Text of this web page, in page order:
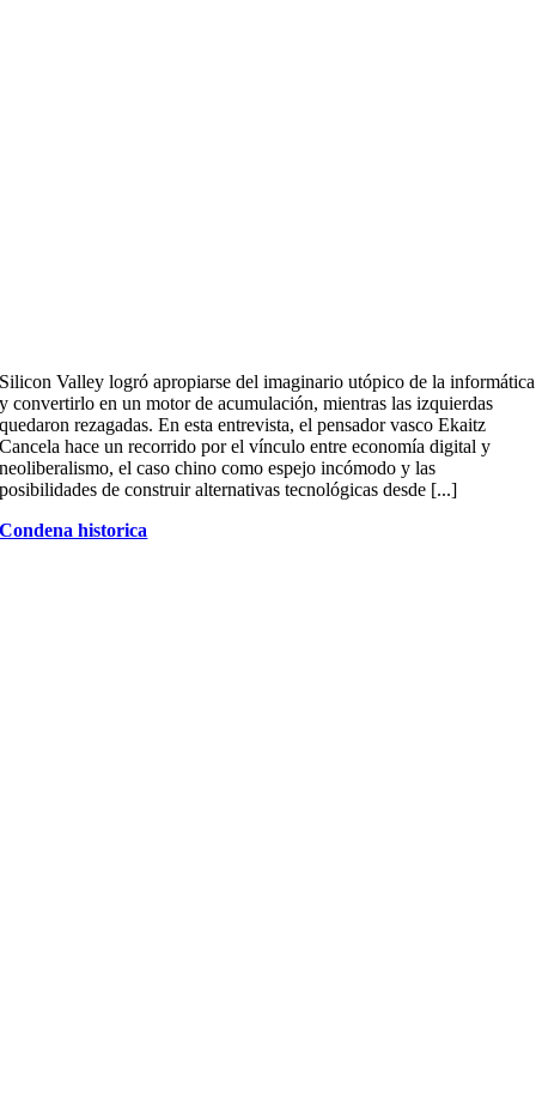
Silicon Valley logró apropiarse del imaginario utópico de la informática
y convertirlo en un motor de acumulación, mientras las izquierdas
quedaron rezagadas. En esta entrevista, el pensador vasco Ekaitz
Cancela hace un recorrido por el vínculo entre economía digital y
neoliberalismo, el caso chino como espejo incómodo y las
posibilidades de construir alternativas tecnológicas desde [...]
Condena historica